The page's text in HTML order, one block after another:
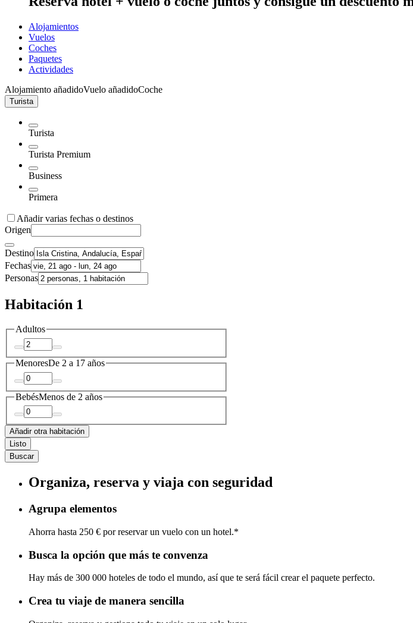
Alojamientos
Vuelos
Coches
Paquetes
Actividades
Alojamiento añadidoVuelo añadidoCoche
Turista
Turista
Turista Premium
Business
Primera
Añadir varias fechas o destinos
Origen
Destino
Fechas
Personas
Habitación 1
Adultos
MenoresDe 2 a 17 años
BebésMenos de 2 años
Añadir otra habitación
Listo
Buscar
Organiza, reserva y viaja con seguridad
Agrupa elementos
Ahorra hasta 250 € por reservar un vuelo con un hotel.*
Busca la opción que más te convenza
Hay más de 300 000 hoteles de todo el mundo, así que te será fácil crear el paquete perfecto.
Crea tu viaje de manera sencilla